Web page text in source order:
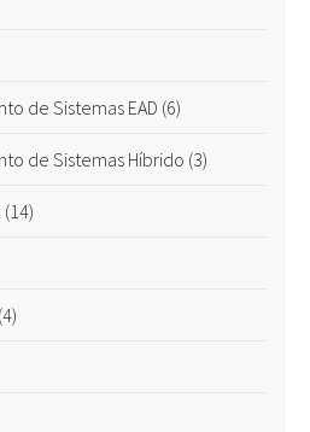
de Sistemas EAD (6)
de Sistemas Híbrido (3)
(14)
(4)